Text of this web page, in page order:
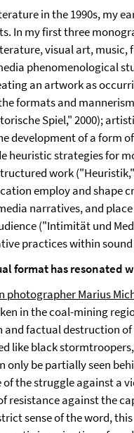
in the 1990s, my
In my first three
visual art, music,
phenomenological
an artwork as
formats and
Spiel," 2000);
development of a form
heuristic strategies for
work
employ and shape
narratives, and
("Intimität und
practices within
format has resonated
photographer Marius
in the coal-mining
factual destruction
like black
only be partially seen
the struggle against a
resistance against the
sense of the word,